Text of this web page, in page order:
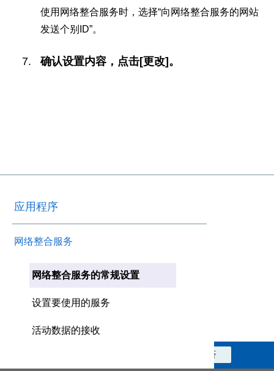
使用网络整合服务时，选择“向网络整合服务的网站
发送个别ID”。
确认设置内容，点击[更改]。
应用程序
网络整合服务
网络整合服务的常规设置
设置要使用的服务
活动数据的接收
否